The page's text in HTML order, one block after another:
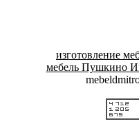
изготовление
мебель Пушкино